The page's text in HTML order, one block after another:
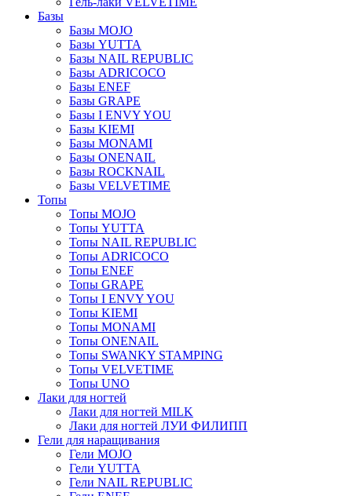
Базы
Базы MOJO
Базы YUTTA
Базы NAIL REPUBLIC
Базы ADRICOCO
Базы ENEF
Базы GRAPE
Базы I ENVY YOU
Базы KIEMI
Базы MONAMI
Базы ONENAIL
Базы ROCKNAIL
Базы VELVETIME
Топы
Топы MOJO
Топы YUTTA
Топы NAIL REPUBLIC
Топы ADRICOCO
Топы ENEF
Топы GRAPE
Топы I ENVY YOU
Топы KIEMI
Топы MONAMI
Топы ONENAIL
Топы SWANKY STAMPING
Топы VELVETIME
Топы UNO
Лаки для ногтей
Лаки для ногтей MILK
Лаки для ногтей ЛУИ ФИЛИПП
Гели для наращивания
Гели MOJO
Гели YUTTA
Гели NAIL REPUBLIC